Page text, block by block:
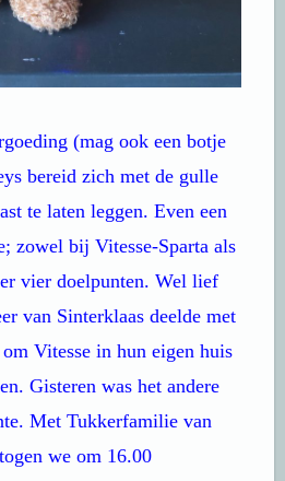
(mag ook een botje
bereid zich met de gulle
te laten leggen. Even een
zowel bij Vitesse-Sparta als
vier doelpunten. Wel lief
van Sinterklaas deelde met
Vitesse in hun eigen huis
Gisteren was het andere
Met Tukkerfamilie van
we om 16.00